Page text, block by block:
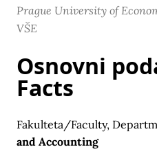
Prague University of
VŠE
Osnovni
Facts
Fakulteta/Faculty,
and Accounting